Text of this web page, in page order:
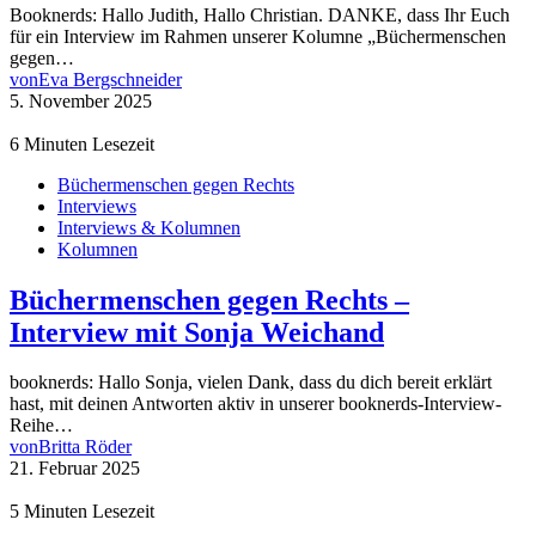
Booknerds: Hallo Judith, Hallo Christian. DANKE, dass Ihr Euch
für ein Interview im Rahmen unserer Kolumne „Büchermenschen
gegen…
vonEva Bergschneider
5. November 2025
6 Minuten Lesezeit
Büchermenschen gegen Rechts
Interviews
Interviews & Kolumnen
Kolumnen
Büchermenschen gegen Rechts –
Interview mit Sonja Weichand
booknerds: Hallo Sonja, vielen Dank, dass du dich bereit erklärt
hast, mit deinen Antworten aktiv in unserer booknerds-Interview-
Reihe…
vonBritta Röder
21. Februar 2025
5 Minuten Lesezeit